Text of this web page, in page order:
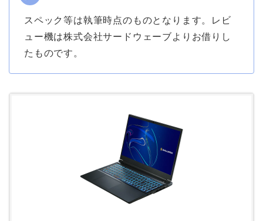
スペック等は執筆時点のものとなります。レビ
ュー機は株式会社サードウェーブよりお借りし
たものです。